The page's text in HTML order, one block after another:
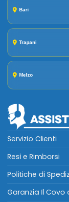
Bari
Trapani
Melzo
Servizio Clienti
Resi e Rimborsi
Politiche di
Garanzia Il Covo